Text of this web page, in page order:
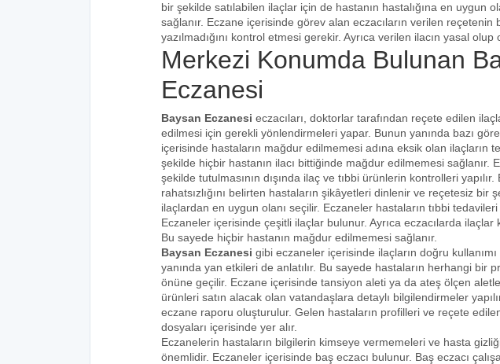
bir şekilde satılabilen ilaçlar için de hastanın hastalığına en uygun
sağlanır. Eczane içerisinde görev alan eczacıların verilen reçetenin
yazılmadığını kontrol etmesi gerekir. Ayrıca verilen ilacın yasal olup
Merkezi Konumda Bulunan
Eczanesi
Baysan Eczanesi eczacıları, doktorlar tarafından reçete edilen
edilmesi için gerekli yönlendirmeleri yapar. Bunun yanında bazı
içerisinde hastaların mağdur edilmemesi adına eksik olan ilaçların
şekilde hiçbir hastanın ilacı bittiğinde mağdur edilmemesi sağlanır.
şekilde tutulmasının dışında ilaç ve tıbbi ürünlerin kontrolleri
rahatsızlığını belirten hastaların şikâyetleri dinlenir ve reçetesiz bir
ilaçlardan en uygun olanı seçilir. Eczaneler hastaların tıbbi
Eczaneler içerisinde çeşitli ilaçlar bulunur. Ayrıca eczacılarda ilaçlar
Bu sayede hiçbir hastanın mağdur edilmemesi sağlanır.
Baysan Eczanesi gibi eczaneler içerisinde ilaçların doğru
yanında yan etkileri de anlatılır. Bu sayede hastaların herhangi bir
önüne geçilir. Eczane içerisinde tansiyon aleti ya da ateş ölçen
ürünleri satın alacak olan vatandaşlara detaylı bilgilendirmeler
eczane raporu oluşturulur. Gelen hastaların profilleri ve reçete
dosyaları içerisinde yer alır.
Eczanelerin hastaların bilgilerin kimseye vermemeleri ve hasta
önemlidir. Eczaneler içerisinde baş eczacı bulunur. Baş eczacı